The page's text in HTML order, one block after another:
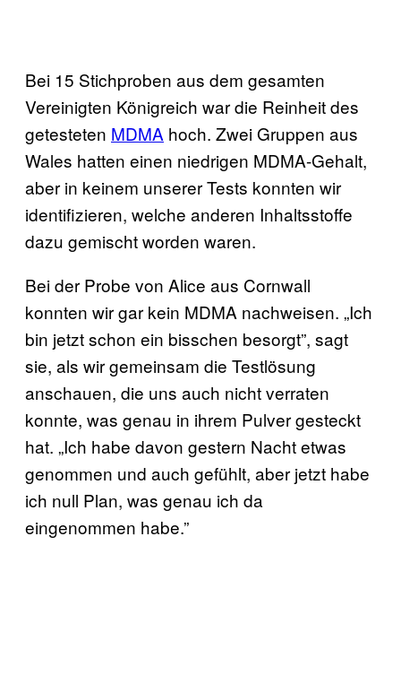
Bei 15 Stichproben aus dem gesamten
Vereinigten Königreich war die Reinheit des
getesteten MDMA hoch. Zwei Gruppen aus
Wales hatten einen niedrigen MDMA-Gehalt,
aber in keinem unserer Tests konnten wir
identifizieren, welche anderen Inhaltsstoffe
dazu gemischt worden waren.
Bei der Probe von Alice aus Cornwall
konnten wir gar kein MDMA nachweisen. „Ich
bin jetzt schon ein bisschen besorgt”, sagt
sie, als wir gemeinsam die Testlösung
anschauen, die uns auch nicht verraten
konnte, was genau in ihrem Pulver gesteckt
hat. „Ich habe davon gestern Nacht etwas
genommen und auch gefühlt, aber jetzt habe
ich null Plan, was genau ich da
eingenommen habe.”